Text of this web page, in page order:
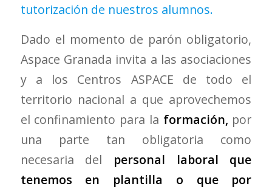
tutorización de nuestros alumnos.
Dado el momento de parón obligatorio,
Aspace Granada invita a las asociaciones
y a los Centros ASPACE de todo el
territorio nacional a que aprovechemos
el confinamiento para la formación, por
una parte tan obligatoria como
necesaria del personal laboral que
tenemos en plantilla o que por